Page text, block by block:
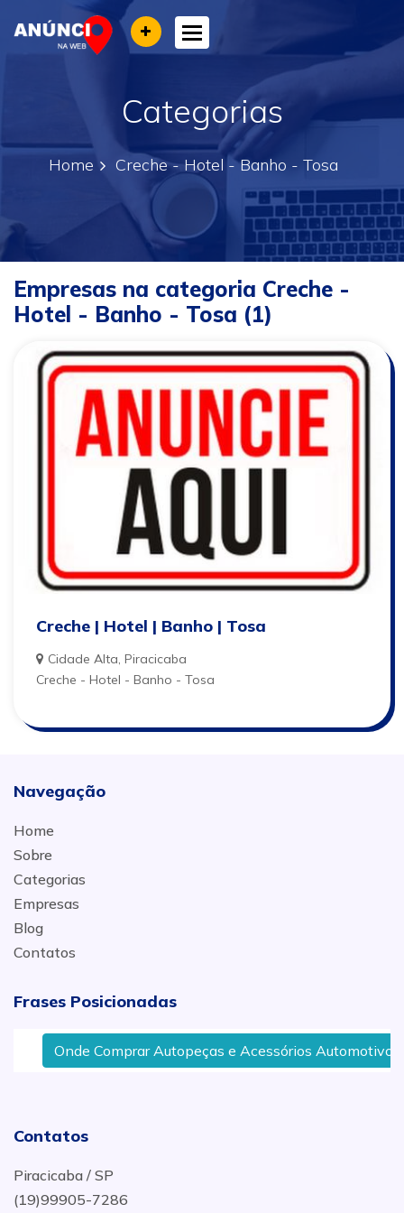
Toggle navigation
Categorias
Home Creche - Hotel - Banho - Tosa
Empresas na categoria Creche -
Hotel - Banho - Tosa (1)
Creche | Hotel | Banho | Tosa
Cidade Alta, Piracicaba
Creche - Hotel - Banho - Tosa
Navegação
Home
Sobre
Categorias
Empresas
Blog
Contatos
Frases Posicionadas
Onde Comprar Autopeças e Acessórios Automotivos
Contatos
Piracicaba / SP
(19)99905-7286